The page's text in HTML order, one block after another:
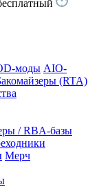
моды AIO-
(RTA)
/ RBA-базы
Мерч